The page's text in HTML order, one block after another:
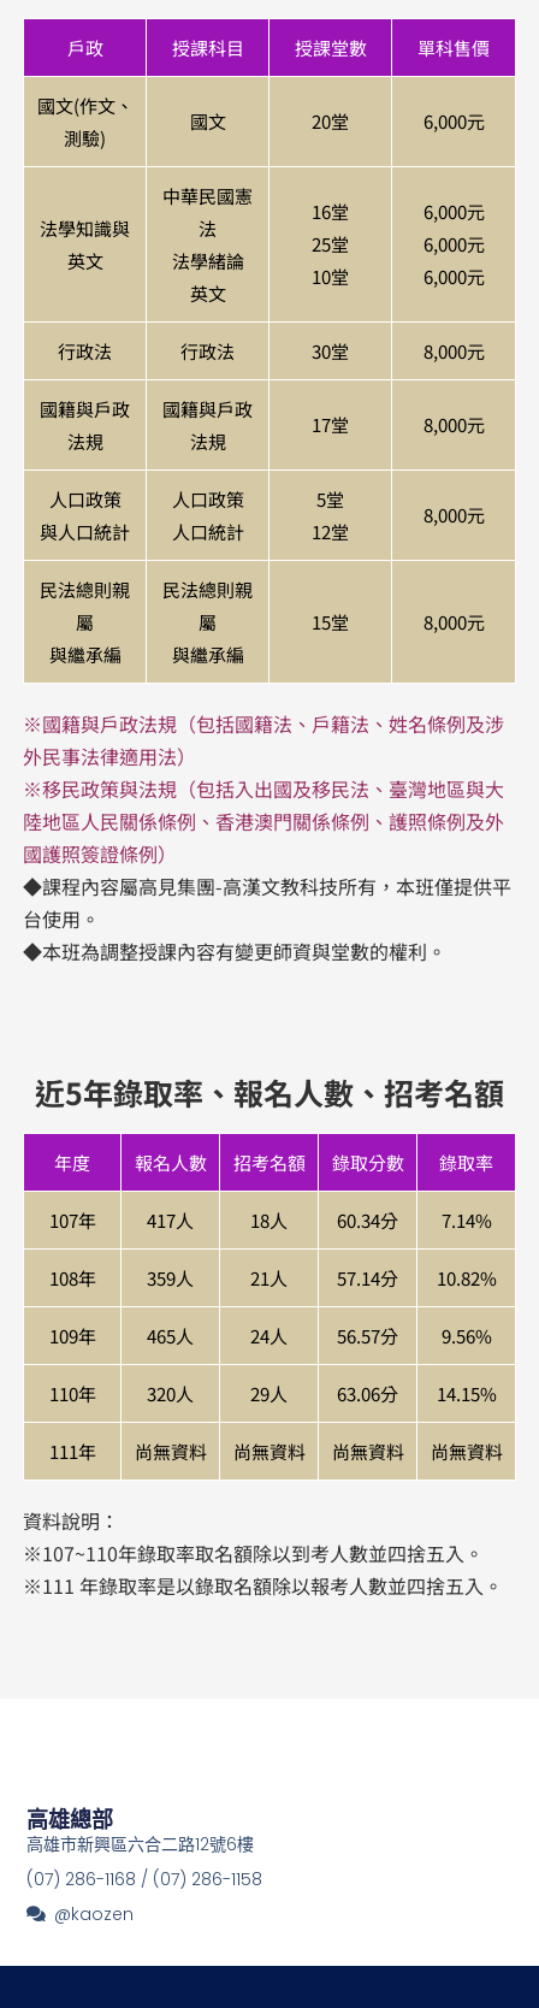
戶政 授課科目 授課堂數 單科售價
國文(作文、
測驗)
國文 20堂 6,000元
法學知識與
英文
中華民國憲
法
法學緒論
英文
16堂
25堂
10堂
6,000元
6,000元
6,000元
行政法 行政法 30堂 8,000元
國籍與戶政
法規
國籍與戶政
法規
17堂 8,000元
人口政策
與人口統計
人口政策
人口統計
5堂
12堂
8,000元
民法總則親
屬
與繼承編
民法總則親
屬
與繼承編
15堂 8,000元
※​國籍與戶政法規（包括國籍法、戶籍法、姓名條例及涉
外民事法律適用法）
※移民政策與法規（包括入出國及移民法、臺灣地區與大
陸地區人民關係條例、香港澳門關係條例、護照條例及外
國護照簽證條例）
◆課程內容屬高見集團-高漢文教科技所有，本班僅提供平
台使用。
◆本班為調整授課內容有變更師資與堂數的權利。
近5年錄取率、報名人數、招考名額
年度 報名人數 招考名額 錄取分數 錄取率
107年 417人 18人 60.34分 7.14%
108年 359人 21人 57.14分 10.82%
109年 465人 24人 56.57分 9.56%
110年 320人 29人 63.06分 14.15%
111年 尚無資料 尚無資料 尚無資料 尚無資料
資料說明：
※107~110年錄取率取名額除以到考人數並四捨五入。
※111 年錄取率是以錄取名額除以報考人數並四捨五入。
高雄總部
高雄市新興區六合二路12號6樓
(07) 286-1168 / (07) 286-1158
@kaozen